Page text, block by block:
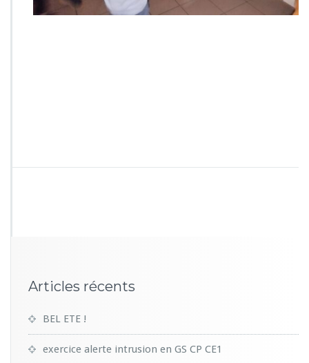
Articles récents
BEL ETE !
exercice alerte intrusion en GS CP CE1